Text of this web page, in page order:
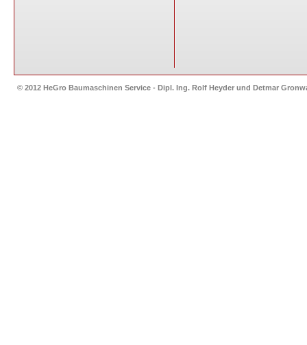
© 2012 HeGro Baumaschinen Service - Dipl. Ing. Rolf Heyder und Detmar